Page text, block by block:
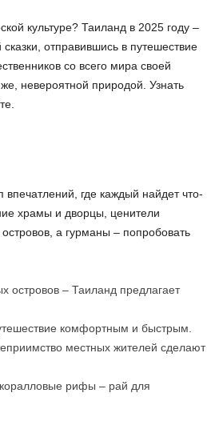
культуре? Таиланд в 2025 году –
отправившись в путешествие
со всего мира своей
невероятной природой. Узнать
где каждый найдет что-
храмы и дворцы, ценители
а гурманы – попробовать
островов – Таиланд предлагает
комфортным и быстрым.
местных жителей сделают
рифы – рай для